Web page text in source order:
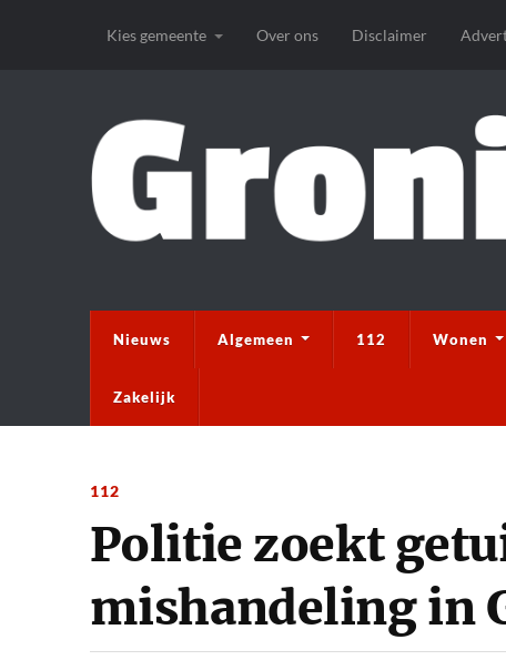
Kies gemeente Over ons Disclaimer
Nieuws Algemeen 112 Wonen
Zakelijk
112
Politie zoekt
mishandeling in